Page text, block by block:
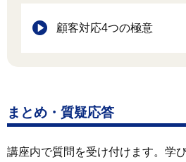
顧客対応4つの極意
まとめ・質疑応答
講座内で質問を受け付けます。学